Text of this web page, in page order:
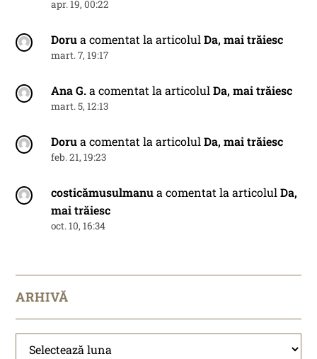
apr. 19, 00:22
Dorua comentat la articolulDa, mai trăiesc
mart. 7, 19:17
Ana G.a comentat la articolulDa, mai trăiesc
mart. 5, 12:13
Dorua comentat la articolulDa, mai trăiesc
feb. 21, 19:23
costicămusulmanua comentat la articolulDa,
mai trăiesc
oct. 10, 16:34
ARHIVĂ
Arhivă